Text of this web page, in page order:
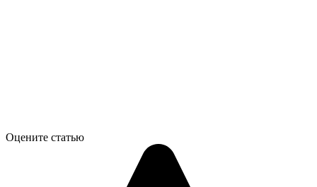
Оцените статью